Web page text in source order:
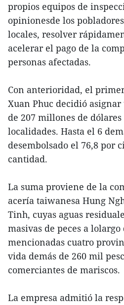
propios equipos de
opinionesde los
locales, resolver
acelerar el pago de la
personas afectadas.
Con anterioridad, el
Xuan Phuc decidió
de 207 millones de dólares
localidades. Hasta el 6
desembolsado el 76,8 por
cantidad.
La suma proviene de la
acería taiwanesa Hung
Tinh, cuyas aguas
masivas de peces a lolargo
mencionadas cuatro
vida demás de 260 mil
comerciantes de mariscos.
La empresa admitió la